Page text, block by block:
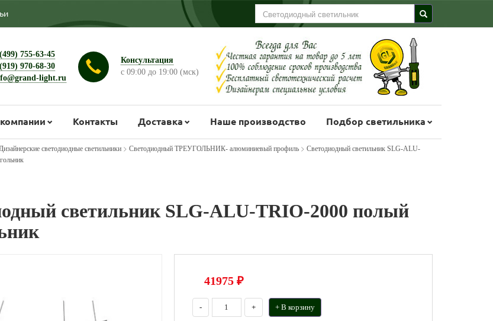
755-63-45
970-68-30
light.ru
Консультация
с 09:00 до 19:00 (мск)
Контакты Доставка Наше производство Подбор светильника
светодиодные светильники> Светодиодный ТРЕУГОЛЬНИК- алюминиевый профиль> Светодиодный светильник SLG-ALU-
светильник SLG-ALU-TRIO-2000 полый
41975₽
- + + В корзину